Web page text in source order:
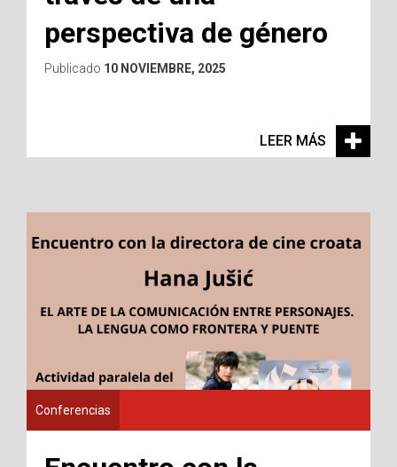
perspectiva de género
Publicado 10 NOVIEMBRE, 2025
LEER MÁS
Conferencias